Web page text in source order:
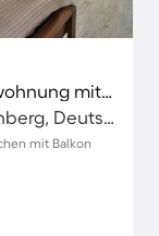
Kinderfreundliche schöne Ferienwohnung mit Terrasse
Bromskirchen, Waldeck-Frankenberg, Deutschland
mit Balkon